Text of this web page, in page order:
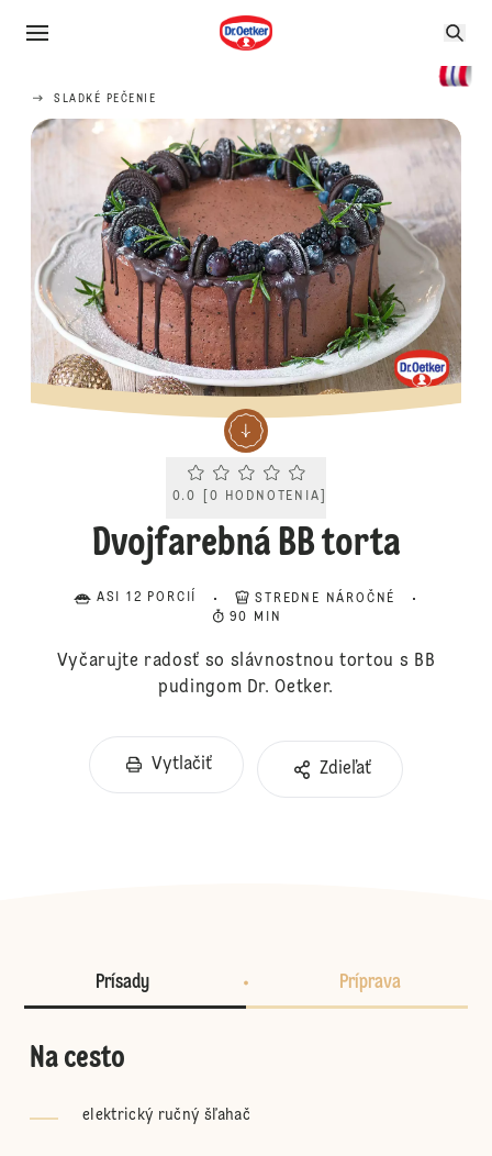
SLADKÉ PEČENIE
Current rating 0.0. Click to rate.
0.0 0 HODNOTENIA
Dvojfarebná BB torta
ASI 12 PORCIÍ
STREDNE NÁROČNÉ
90 MIN
Vyčarujte radosť so slávnostnou tortou s BB
pudingom Dr. Oetker.
Vytlačiť Zdieľať
Prísady Príprava
Na cesto
elektrický ručný šľahač